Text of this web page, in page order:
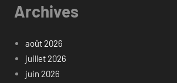
Archives
août 2026
juillet 2026
juin 2026